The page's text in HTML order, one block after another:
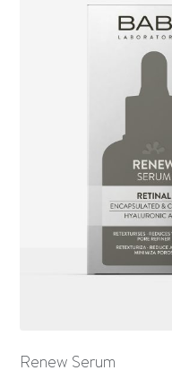
Renew Serum